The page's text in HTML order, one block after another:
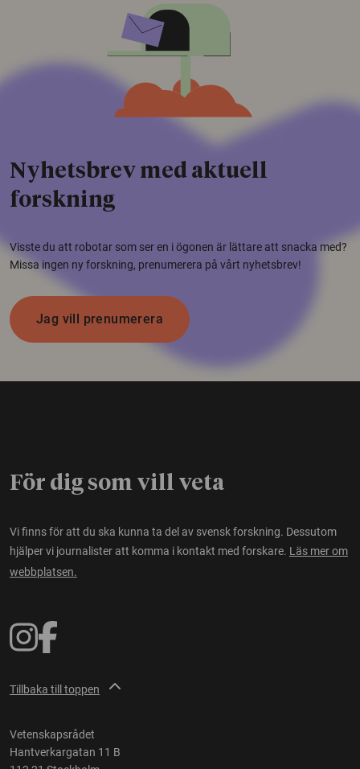
Nyhetsbrev med aktuell
forskning
Visste du att robotar som ser en i ögonen är lättare att snacka med?
Missa ingen ny forskning, prenumerera på vårt nyhetsbrev!
Jag vill prenumerera
För dig som vill veta
Vi finns för att du ska kunna ta del av svensk forskning. Dessutom
hjälper vi journalister att komma i kontakt med forskare. Läs mer om
webbplatsen.
Tillbaka till toppen
Vetenskapsrådet
Hantverkargatan 11 B